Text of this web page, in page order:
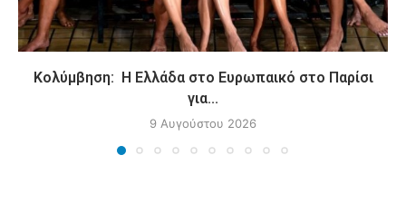
Κολύμβηση: Η Ελλάδα στο Ευρωπαικό στο Παρίσι
για...
9 Αυγούστου 2026